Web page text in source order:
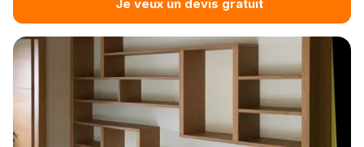
Je veux un devis gratuit